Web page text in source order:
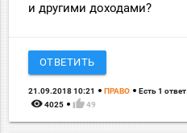
и другими доходами?
ОТВЕТИТЬ
21.09.2018 10:21 ПРАВО Есть 1 ответ
remove_red_eye 4025 thumb_up 49